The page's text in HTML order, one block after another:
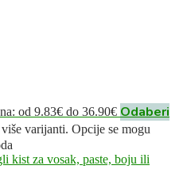
od 9.83€ do 36.90€ Odaberi
varijanti. Opcije se mogu